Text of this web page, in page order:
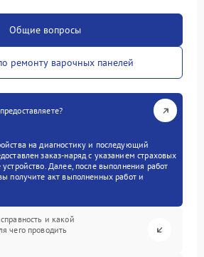
Общие вопросы
ремонту варочных панелей
на диагностику и последующий
заказ-наряд с указанием страховых
Далее, после выполнения работ
получите акт выполненных работ и
и какой
чего проводить